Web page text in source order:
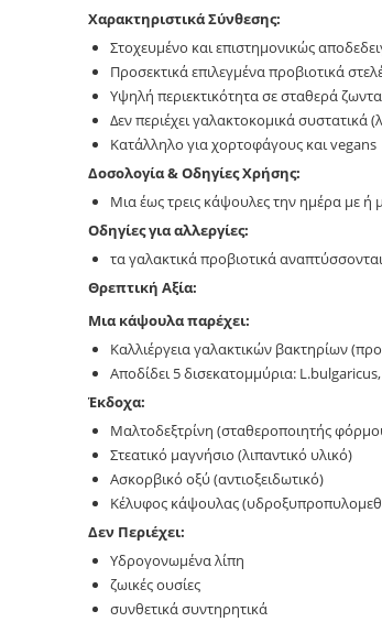
Χαρακτηριστικά Σύνθεσης:
Στοχευμένο και επιστημονικώς
Προσεκτικά επιλεγμένα προβιοτικά
Υψηλή περιεκτικότητα σε σταθερά
Δεν περιέχει γαλακτοκομικά συστατικά
Κατάλληλο για χορτοφάγους και vegans
Δοσολογία & Οδηγίες Χρήσης:
Μια έως τρεις κάψουλες την ημέρα με ή
Οδηγίες για αλλεργίες:
τα γαλακτικά προβιοτικά
Θρεπτική Αξία:
Μια κάψουλα παρέχει:
Καλλιέργεια γαλακτικών βακτηρίων
Αποδίδει 5 δισεκατομμύρια:
Έκδοχα:
Μαλτοδεξτρίνη (σταθεροποιητής
Στεατικό μαγνήσιο (λιπαντικό υλικό)
Ασκορβικό οξύ (αντιοξειδωτικό)
Κέλυφος κάψουλας
Δεν Περιέχει:
Υδρογονωμένα λίπη
ζωικές ουσίες
συνθετικά συντηρητικά